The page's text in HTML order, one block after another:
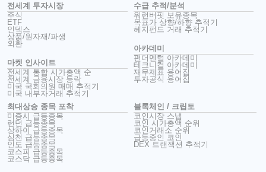
전세계 투자시장
주식
ETF
인덱스
상품/원자재/파생
외환
마켓 인사이트
전세계 통합 시가총액 순
전세계 금융시장 등락
미국 국회의원 매매 추적기
미국 내부자거래 추적기
수급 추적/분석
워런버핏 보유종목
목표가 상향/하향 추적기
헤지펀드 거래 추적기
아카데미
펀더멘털 아카데미
테크니컬 아카데미
재무제표 용어집
투자공식 용어집
최대상승 종목 포착
미증시 급등종목
런던 급등종목
상하이 급등종목
심천 급등종목
인도 급등종목
코스피 급등종목
코스닥 급등종목
블록체인 / 크립토
코인시장 스냅
코인 시가총액 순위
코인거래소 순위
급등중인 코인
DEX 트랜잭션 추적기